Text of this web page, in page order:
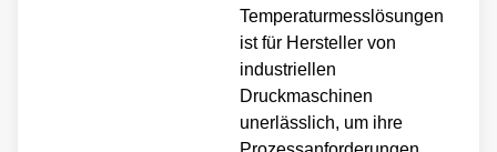
Temperaturmesslösungen
ist für Hersteller von
industriellen
Druckmaschinen
unerlässlich, um ihre